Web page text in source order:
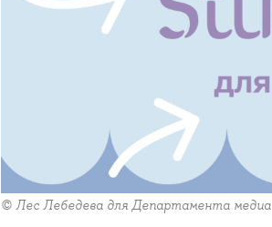
© Лес Лебедева для Департамента медиа